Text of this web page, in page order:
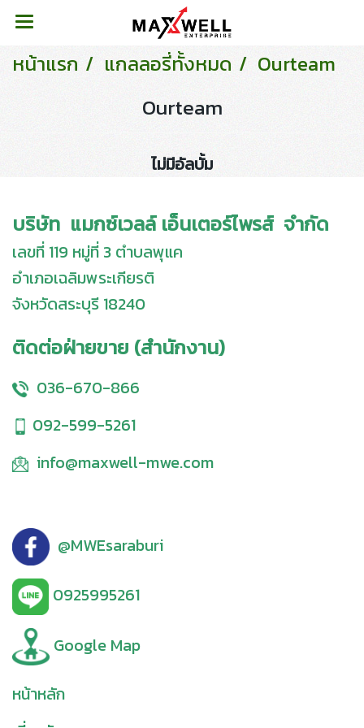
หน้าแรก แกลลอรี่ทั้งหมด Ourteam
Ourteam
ไม่มีอัลบั้ม
บริษัท แมกซ์เวลล์ เอ็นเตอร์ไพรส์ จำกัด
เลขที่ 119 หมู่ที่ 3 ตำบลพุแค
อำเภอเฉลิมพระเกียรติ
จังหวัดสระบุรี 18240
ติดต่อฝ่ายขาย (สำนักงาน)
036-670-866
092-599-5261
info@maxwell-mwe.com
@MWEsaraburi
0925995261
Google Map
หน้าหลัก